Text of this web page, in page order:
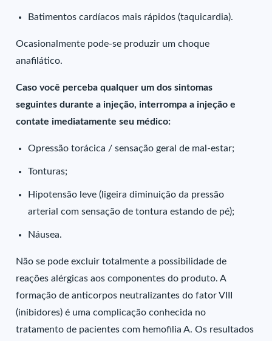
Batimentos cardíacos mais rápidos (taquicardia).
Ocasionalmente pode-se produzir um choque
anafilático.
Caso você perceba qualquer um dos sintomas
seguintes durante a injeção, interrompa a injeção e
contate imediatamente seu médico:
Opressão torácica / sensação geral de mal-estar;
Tonturas;
Hipotensão leve (ligeira diminuição da pressão
arterial com sensação de tontura estando de pé);
Náusea.
Não se pode excluir totalmente a possibilidade de
reações alérgicas aos componentes do produto. A
formação de anticorpos neutralizantes do fator VIII
(inibidores) é uma complicação conhecida no
tratamento de pacientes com hemofilia A. Os resultados